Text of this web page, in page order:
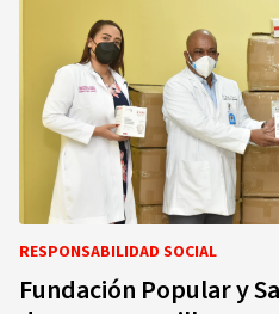
RESPONSABILIDAD SOCIAL
Fundación Popular y